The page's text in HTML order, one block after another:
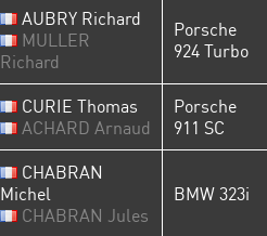
AUBRY Richard
MULLER
Richard
Porsche
924 Turbo
CURIE Thomas
ACHARD Arnaud
Porsche
911 SC
CHABRAN
Michel
CHABRAN Jules
BMW 323i